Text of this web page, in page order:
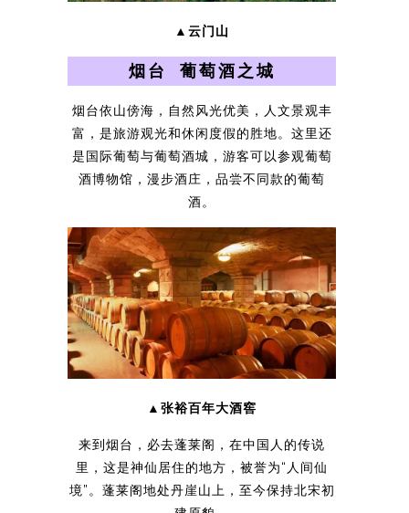
▲云门山
烟台 葡萄酒之城
烟台依山傍海，自然风光优美，人文景观丰
富，是旅游观光和休闲度假的胜地。这里还
是国际葡萄与葡萄酒城，游客可以参观葡萄
酒博物馆，漫步酒庄，品尝不同款的葡萄
酒。
▲张裕百年大酒窖
来到烟台，必去蓬莱阁，在中国人的传说
里，这是神仙居住的地方，被誉为“人间仙
境”。蓬莱阁地处丹崖山上，至今保持北宋初